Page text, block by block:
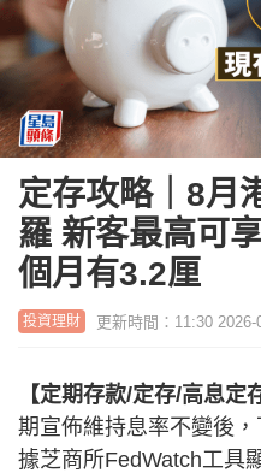
定存攻略｜8月
羅 新客最高可
個月有3.2厘
投資理財 更新時間：11:30 2026-
【定期存款/定存/高息定
期宣佈維持息率不變後
據芝商所FedWatch工具